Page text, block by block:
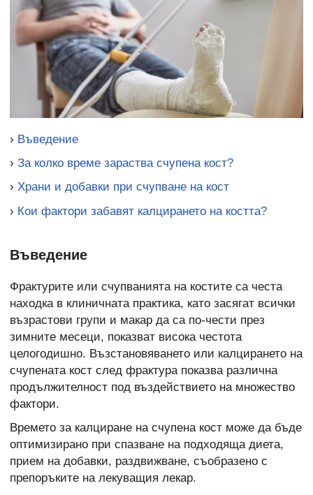
› Въведение
› За колко време зараства счупена кост?
› Храни и добавки при счупване на кост
› Кои фактори забавят калцирането на костта?
Въведение
Фрактурите или счупванията на костите са честа
находка в клиничната практика, като засягат всички
възрастови групи и макар да са по-чести през
зимните месеци, показват висока честота
целогодишно. Възстановяването или калцирането на
счупената кост след фрактура показва различна
продължителност под въздействието на множество
фактори.
Времето за калциране на счупена кост може да бъде
оптимизирано при спазване на подходяща диета,
прием на добавки, раздвижване, съобразено с
препоръките на лекуващия лекар.